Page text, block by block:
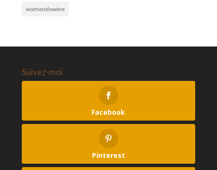
womendowine
Suivez-moi
Facebook
Pinterest